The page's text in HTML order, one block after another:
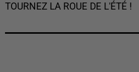
TOURNEZ LA ROUE DE L'ÉTÉ !